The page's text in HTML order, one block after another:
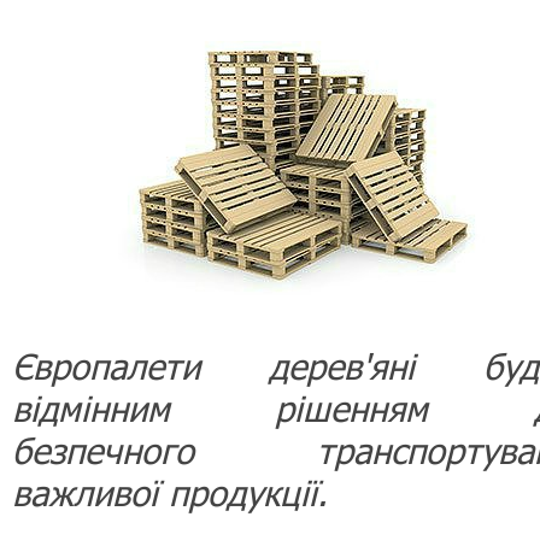
Європалети дерев'яні
відмінним рішенням
безпечного
важливої продукції.